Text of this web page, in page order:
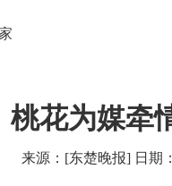
桃花为媒牵
来源：[东楚晚报] 日期